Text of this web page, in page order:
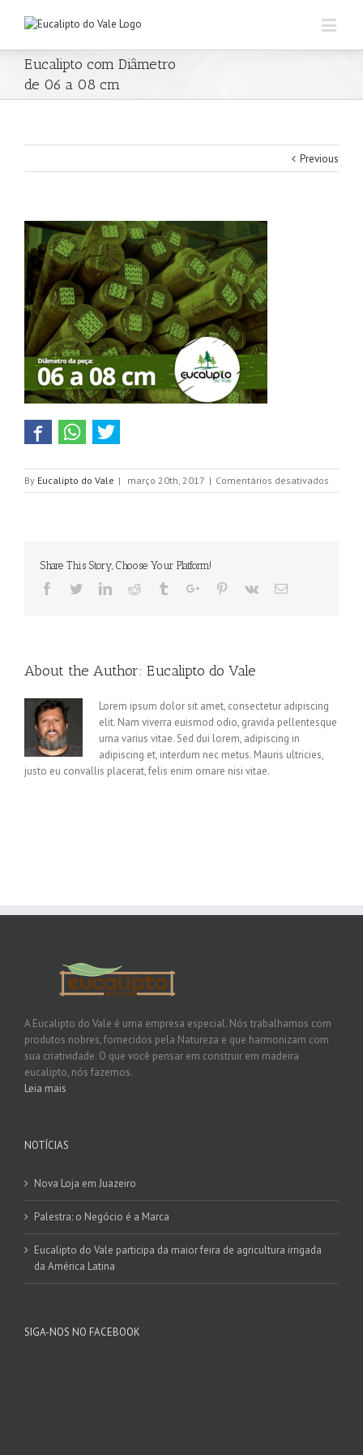
Eucalipto com Diâmetro
de 06 a 08 cm
Previous
By Eucalipto do Vale | março 20th, 2017 | Comentários desativados
Share This Story, Choose Your Platform!
Facebook
TwitterLinkedinReddit TumblrGoogle+Pinterest
Vk Email
About the Author: Eucalipto do Vale
Lorem ipsum dolor sit amet, consectetur adipiscing
elit. Nam viverra euismod odio, gravida pellentesque
urna varius vitae. Sed dui lorem, adipiscing in
adipiscing et, interdum nec metus. Mauris ultricies,
justo eu convallis placerat, felis enim ornare nisi vitae.
A Eucalipto do Vale é uma empresa especial. Nós trabalhamos com
produtos nobres, fornecidos pela Natureza e que harmonizam com
sua criatividade. O que você pensar em construir em madeira
eucalipto, nós fazemos.
Leia mais
NOTÍCIAS
Nova Loja em Juazeiro
Palestra: o Negócio é a Marca
Eucalipto do Vale participa da maior feira de agricultura irrigada
da América Latina
SIGA-NOS NO FACEBOOK